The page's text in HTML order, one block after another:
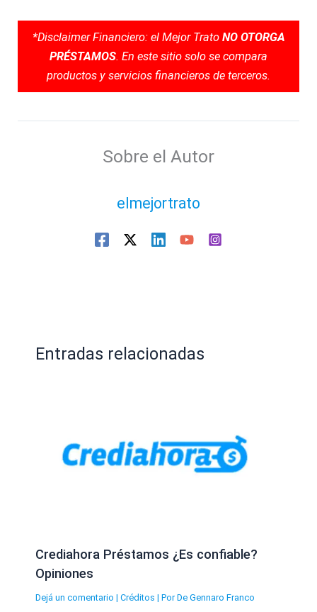
*Disclaimer Financiero: el Mejor Trato NO OTORGA
PRÉSTAMOS. En este sitio solo se compara
productos y servicios financieros de terceros.
Sobre el Autor
elmejortrato
Entradas relacionadas
Crediahora Préstamos ¿Es confiable?
Opiniones
Dejá un comentario | Créditos | Por De Gennaro Franco